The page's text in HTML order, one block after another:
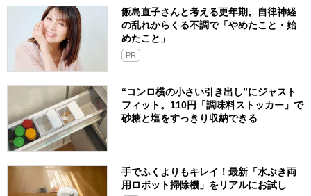
飯島直子さんと考える更年期。自律神経
の乱れからくる不調で「やめたこと・始
めたこと」
PR
“コンロ横の小さい引き出し”にジャスト
フィット。110円「調味料ストッカー」で
砂糖と塩をすっきり収納できる
手でふくよりもキレイ！最新「水ぶき両
用ロボット掃除機」をリアルにお試し